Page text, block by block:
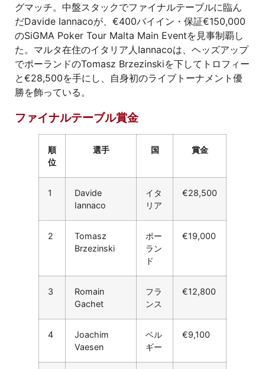
グマッチ。中盤スタックでファイナルテーブルに臨ん
だDavide Iannacoが、€400バイイン・保証€150,000
のSiGMA Poker Tour Malta Main Eventを見事制覇し
た。マルタ在住のイタリア人Iannacoは、ヘッズアップ
でポーランドのTomasz Brzezinskiを下してトロフィー
と€28,500を手にし、自身初のライブトーナメント優
勝を飾っている。
ファイナルテーブル賞金
順
位
選手 国 賞金
1
Davide
Iannaco
イタ
リア
€28,500
2
Tomasz
Brzezinski
ポー
ラン
ド
€19,000
3
Romain
Gachet
フラ
ンス
€12,800
4
Joachim
Vaesen
ベル
ギー
€9,100